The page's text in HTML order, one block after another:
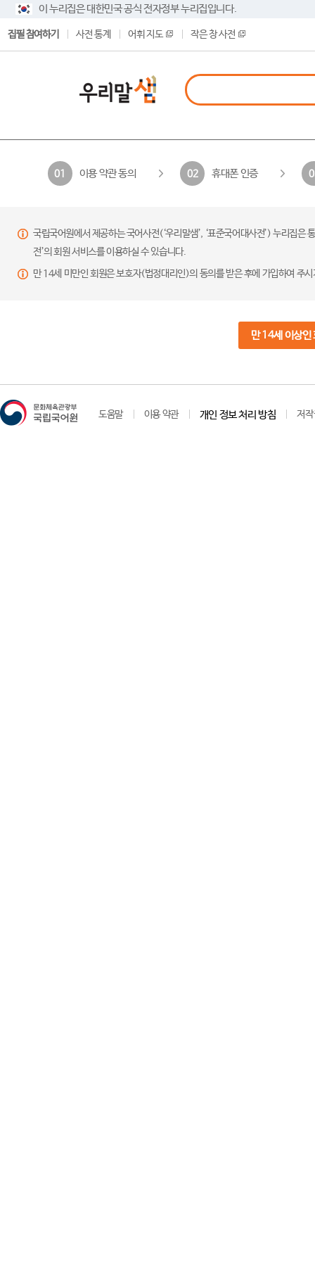
이 누리집은 대한민국 공식 전자정부 누리집입니다.
집필 참여하기 사전 통계 어휘 지도 작은 창 사전
01 이용 약관 동의 02 휴대폰 인증
국립국어원에서 제공하는 국어사전(‘우리말샘’, ‘표준국어대사전’) 누리집
전’의 회원 서비스를 이용하실 수 있습니다.
만 14세 미만인 회원은 보호자(법정대리인)의 동의를 받은 후에 가입하여 주
만 14세 이상인
도움말 이용 약관 개인 정보 처리 방침 저